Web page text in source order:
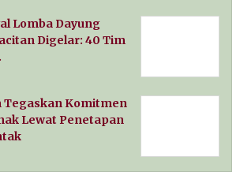
Lomba Dayung
Digelar: 40 Tim
Tegaskan Komitmen
Lewat Penetapan